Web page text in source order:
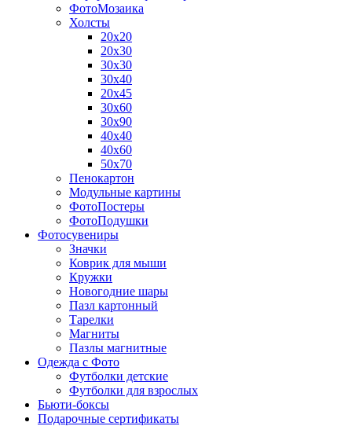
ФотоМозаика
Холсты
20х20
20х30
30х30
30х40
20х45
30х60
30х90
40х40
40х60
50х70
Пенокартон
Модульные картины
ФотоПостеры
ФотоПодушки
Фотоcувениры
Значки
Коврик для мыши
Кружки
Новогодние шары
Пазл картонный
Тарелки
Магниты
Пазлы магнитные
Одежда с Фото
Футболки детские
Футболки для взрослых
Бьюти-боксы
Подарочные сертификаты